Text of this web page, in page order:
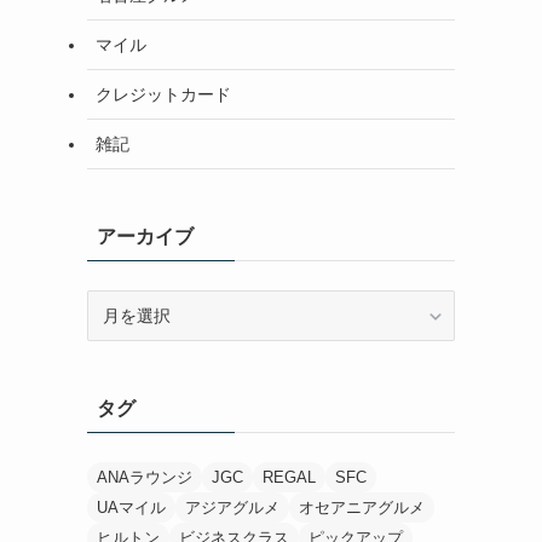
マイル
クレジットカード
雑記
アーカイブ
ブタグ
ANAラウンジ JGC REGAL
SFC
UAマイル
アジアグルメ
オセアニアグルメ
ヒルトン
ビジネスクラス
ピックアップ